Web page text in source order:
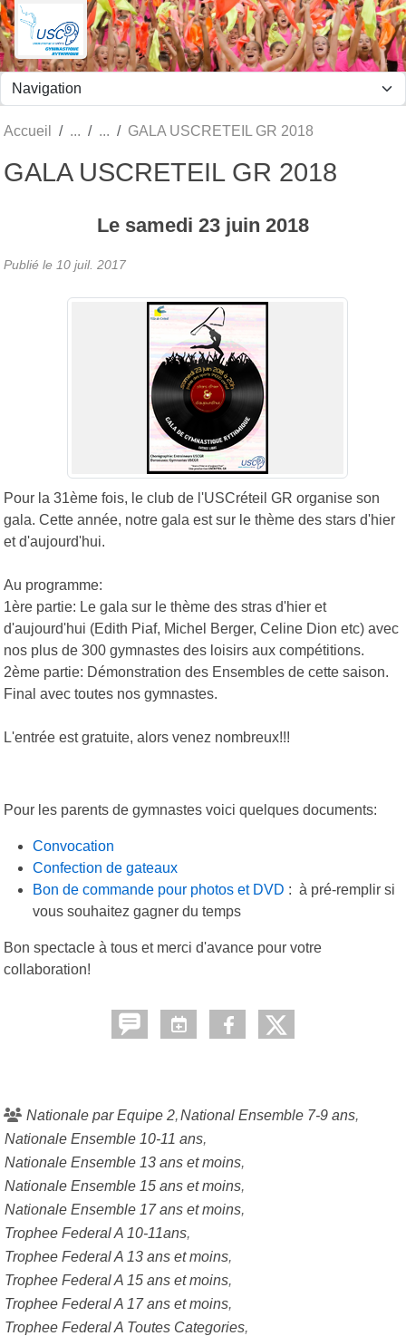
Accueil GALA USCRETEIL GR 2018
GALA USCRETEIL GR 2018
Le samedi 23 juin 2018
Publié le 10 juil. 2017
Pour la 31ème fois, le club de l'USCréteil GR organise son
gala. Cette année, notre gala est sur le thème des stars d'hier
et d'aujourd'hui.
Au programme:
1ère partie: Le gala sur le thème des stras d'hier et
d'aujourd'hui (Edith Piaf, Michel Berger, Celine Dion etc) avec
nos plus de 300 gymnastes des loisirs aux compétitions.
2ème partie: Démonstration des Ensembles de cette saison.
Final avec toutes nos gymnastes.
L'entrée est gratuite, alors venez nombreux!!!
Pour les parents de gymnastes voici quelques documents:
Convocation
Confection de gateaux
Bon de commande pour photos et DVD : à pré-remplir si
vous souhaitez gagner du temps
Bon spectacle à tous et merci d'avance pour votre
collaboration!
Nationale par Equipe 2 National Ensemble 7-9 ans
Nationale Ensemble 10-11 ans
Nationale Ensemble 13 ans et moins
Nationale Ensemble 15 ans et moins
Nationale Ensemble 17 ans et moins
Trophee Federal A 10-11ans
Trophee Federal A 13 ans et moins
Trophee Federal A 15 ans et moins
Trophee Federal A 17 ans et moins
Trophee Federal A Toutes Categories
Panneau de gestion des cookies